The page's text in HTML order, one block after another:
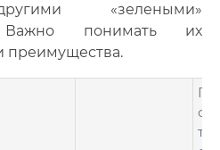
«зелеными»
Важно понимать их
преимущества.